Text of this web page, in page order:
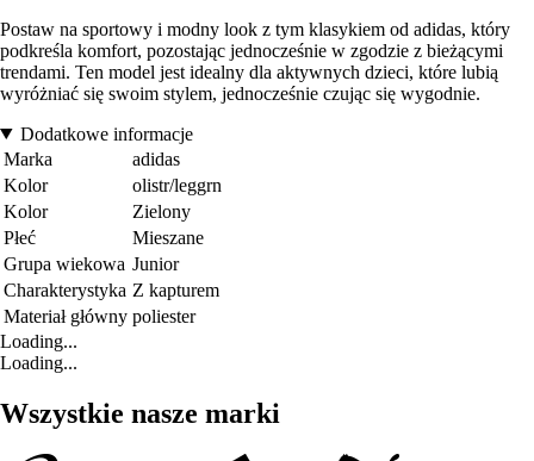
Postaw na sportowy i modny look z tym klasykiem od adidas, który
podkreśla komfort, pozostając jednocześnie w zgodzie z bieżącymi
trendami. Ten model jest idealny dla aktywnych dzieci, które lubią
wyróżniać się swoim stylem, jednocześnie czując się wygodnie.
Dodatkowe informacje
Marka
adidas
Kolor
olistr/leggrn
Kolor
Zielony
Płeć
Mieszane
Grupa wiekowa Junior
Charakterystyka Z kapturem
Materiał główny poliester
Loading...
Loading...
Wszystkie nasze marki